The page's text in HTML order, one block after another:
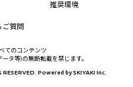
推奨環境
ご質問
てのコンテンツ
タ等)の無断転載を禁じます。
RESERVED. Powered bySKIYAKI Inc.